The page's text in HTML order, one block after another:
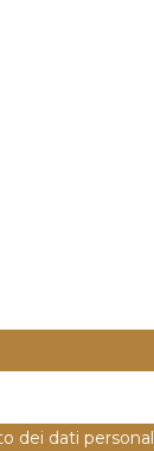
dei dati